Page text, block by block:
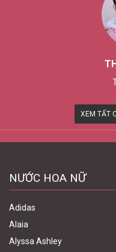
XEM TẤT
NƯỚC HOA NỮ
Adidas
Alaia
Alyssa Ashley